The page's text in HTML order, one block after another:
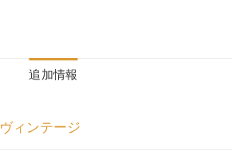
追加情報
ヴィンテージ